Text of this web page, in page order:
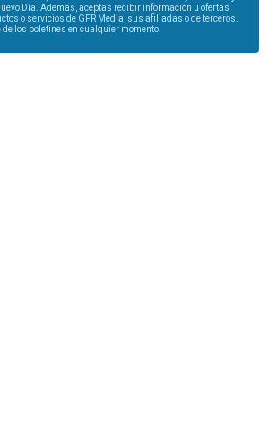
Día. Además, aceptas recibir información u ofertas
o servicios de GFR Media, sus afiliadas o de terceros.
los boletines en cualquier momento.